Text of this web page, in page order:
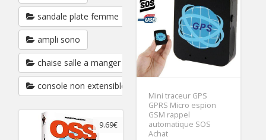
sandale plate femme
ampli sono
chaise salle a manger lot de 6
console non extensible
Mini traceur GPS
GPRS Micro espion
GSM rappel
automatique SOS
Achat
9.69€